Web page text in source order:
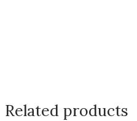
Related products